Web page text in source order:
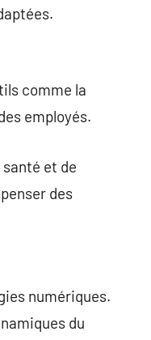
comme la
employés.
et de
des
numériques.
du